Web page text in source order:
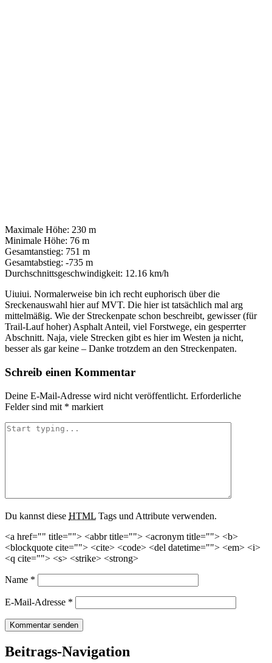
Maximale Höhe: 230 m
Minimale Höhe: 76 m
Gesamtanstieg: 751 m
Gesamtabstieg: -735 m
Durchschnittsgeschwindigkeit: 12.16 km/h
Uiuiui. Normalerweise bin ich recht euphorisch über die
Sreckenauswahl hier auf MVT. Die hier ist tatsächlich mal arg
mittelmäßig. Wie der Streckenpate schon beschreibt, gewisser (für
Trail-Lauf hoher) Asphalt Anteil, viel Forstwege, ein gesperrter
Abschnitt. Naja, viele Strecken gibt es hier im Westen ja nicht,
besser als gar keine – Danke trotzdem an den Streckenpaten.
Schreib einen Kommentar
Deine E-Mail-Adresse wird nicht veröffentlicht. Erforderliche
Felder sind mit * markiert
Du kannst diese HTML Tags und Attribute verwenden.
<a href="" title=""> <abbr title=""> <acronym title=""> <b>
<blockquote cite=""> <cite> <code> <del datetime=""> <em> <i>
<q cite=""> <s> <strike> <strong>
Name *
E-Mail-Adresse *
Beitrags-Navigation